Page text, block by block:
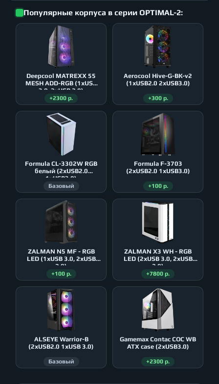
Популярные корпуса в серии OPTIMAL-2:
Deepcool MATREXX 55
MESH ADD-RGB (1xUSB
3.0, 2xUSB 2.0)
+2300 р.
Aerocool Hive-G-BK-v2
(1xUSB2.0 2xUSB3.0)
+300 р.
Formula CL-3302W RGB
белый (2xUSB2.0
1xUSB3.0)
Базовый
Formula F-3703
(2xUSB2.0 1xUSB3.0)
+100 р.
ZALMAN N5 MF - RGB
LED (1xUSB 3.0, 2xUSB
2.0)
+100 р.
ZALMAN X3 WH - RGB
LED (2xUSB 3.0, 2xUSB
2.0)
+7800 р.
ALSEYE Warrior-B
(2xUSB2.0 1xUSB 3.0)
Базовый
Gamemax Contac COC WB
ATX case (2xUSB3.0)
+2300 р.